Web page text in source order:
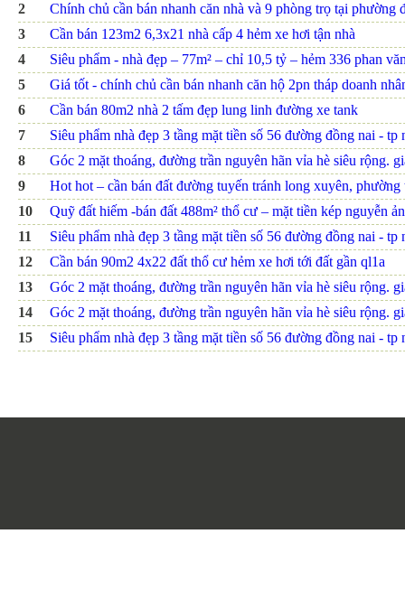
2
Chính chủ cần bán nhanh căn nhà và 9 phòng trọ tại phường
3
Cần bán 123m2 6,3x21 nhà cấp 4 hẻm xe hơi tận nhà
4
Siêu phẩm - nhà đẹp – 77m² – chỉ 10,5 tỷ – hẻm 336 phan
5
Giá tốt - chính chủ cần bán nhanh căn hộ 2pn tháp doanh
6
Cần bán 80m2 nhà 2 tấm đẹp lung linh đường xe tank
7
Siêu phẩm nhà đẹp 3 tầng mặt tiền số 56 đường đồng nai - tp
8
Góc 2 mặt thoáng, đường trần nguyên hãn vỉa hè siêu rộng.
9
Hot hot – cần bán đất đường tuyến tránh long xuyên, phường
10
Quỹ đất hiếm -bán đất 488m² thổ cư – mặt tiền kép nguyễn
11
Siêu phẩm nhà đẹp 3 tầng mặt tiền số 56 đường đồng nai - tp
12
Cần bán 90m2 4x22 đất thổ cư hẻm xe hơi tới đất gần ql1a
13
Góc 2 mặt thoáng, đường trần nguyên hãn vỉa hè siêu rộng.
14
Góc 2 mặt thoáng, đường trần nguyên hãn vỉa hè siêu rộng.
15
Siêu phẩm nhà đẹp 3 tầng mặt tiền số 56 đường đồng nai - tp